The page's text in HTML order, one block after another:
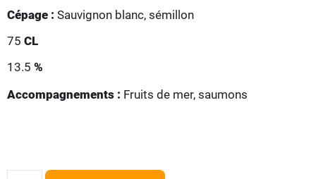
Cépage : Sauvignon blanc, sémillon
75 CL
13.5 %
Accompagnements : Fruits de mer, saumons